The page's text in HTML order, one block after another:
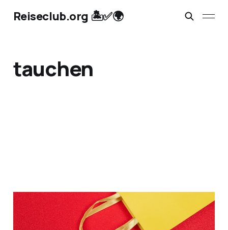
Reiseclub.org 🏝️✅🌍
tauchen
Discounter-Reisen -
Deals 💥: von Aldi, Netto,